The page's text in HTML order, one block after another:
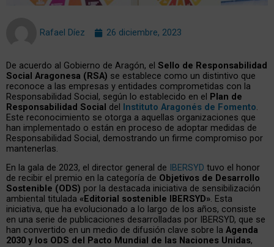
Rafael Díez 26 diciembre, 2023
De acuerdo al Gobierno de Aragón, el Sello de Responsabilidad
Social Aragonesa (RSA) se establece como un distintivo que
reconoce a las empresas y entidades comprometidas con la
Responsabilidad Social, según lo establecido en el Plan de
Responsabilidad Social del Instituto Aragonés de Fomento.
Este reconocimiento se otorga a aquellas organizaciones que
han implementado o están en proceso de adoptar medidas de
Responsabilidad Social, demostrando un firme compromiso por
mantenerlas.
En la gala de 2023, el director general de
IBERSYD tuvo el honor
de recibir el premio en la categoría de Objetivos de Desarrollo
Sostenible (ODS) por la destacada iniciativa de sensibilización
ambiental titulada «Editorial sostenible IBERSYD». Esta
iniciativa, que ha evolucionado a lo largo de los años, consiste
en una serie de publicaciones desarrolladas por IBERSYD, que se
han convertido en un medio de difusión clave sobre la Agenda
2030 y los ODS del Pacto Mundial de las Naciones Unidas,